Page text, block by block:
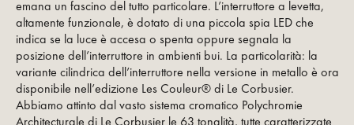
emana un fascino del tutto particolare. L’interruttore a levetta,
altamente funzionale, è dotato di una piccola spia LED che
indica se la luce è accesa o spenta oppure segnala la
posizione dell’interruttore in ambienti bui. La particolarità: la
variante cilindrica dell’interruttore nella versione in metallo è ora
disponibile nell’edizione Les Couleur® di Le Corbusier.
Abbiamo attinto dal vasto sistema cromatico Polychromie
Architecturale di Le Corbusier le 63 tonalità, tutte caratterizzate